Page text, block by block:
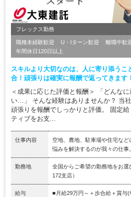
フレックス勤務
職種未経験歓迎 U・Iターン歓迎 離職中歓
年間休日120日以上
スキルより大切なのは、人に寄り添うこ
合！頑張りは確実に報酬で返ってきます！
＜成果に応じた評価と報酬＞ 「どんな
い…」 そんな経験はありませんか？ 当
頑張りを報酬でしっかりと評価。 固定
ティブをお支...
仕事内容
空地、農地、駐車場や住宅な
悩みを解決するのが我々の仕事。
勤務地
全国からご希望の勤務地をお
172支店）
給与
■月給29万円～＋歩合給＋賞